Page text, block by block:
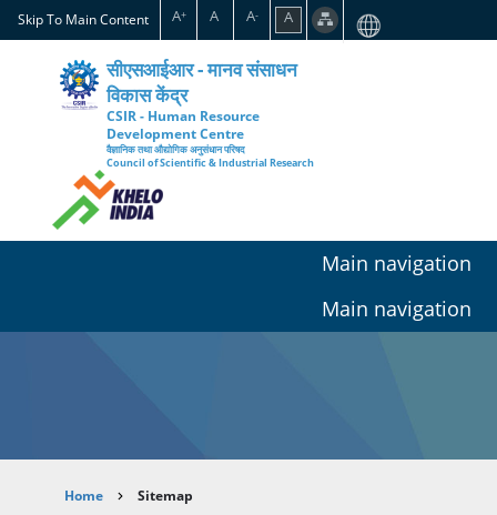
Skip
to
content
Skip To Main Content A+ A A- A
सीएसआईआर - मानव संसाधन
विकास केंद्र
CSIR - Human Resource
Development Centre
वैज्ञानिक तथा औद्योगिक अनुसंधान परिषद
Council of Scientific & Industrial Research
Main navigation
Main navigation
Breadcrumb
Home Sitemap